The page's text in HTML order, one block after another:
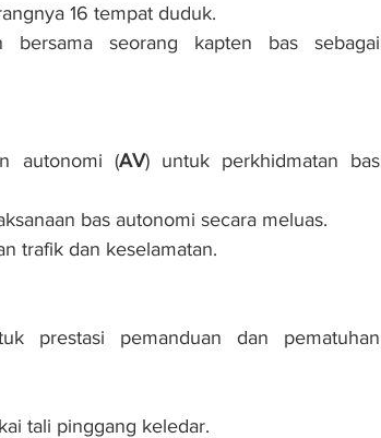
16 tempat duduk.
bersama seorang kapten bas sebagai
autonomi (AV) untuk perkhidmatan bas
bas autonomi secara meluas.
trafik dan keselamatan.
prestasi pemanduan dan pematuhan
tali pinggang keledar.